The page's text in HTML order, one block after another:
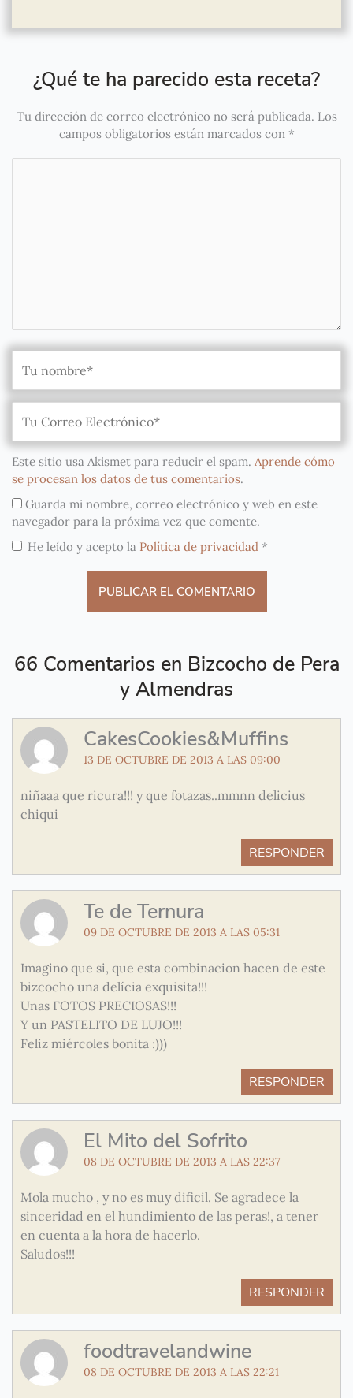
¿Qué te ha parecido esta receta?
Tu dirección de correo electrónico no será publicada. Los
campos obligatorios están marcados con *
Este sitio usa Akismet para reducir el spam. Aprende cómo
se procesan los datos de tus comentarios.
Guarda mi nombre, correo electrónico y web en este
navegador para la próxima vez que comente.
He leído y acepto la Política de privacidad *
66 Comentarios en Bizcocho de Pera
y Almendras
CakesCookies&Muffins
13 DE OCTUBRE DE 2013 A LAS 09:00
niñaaa que ricura!!! y que fotazas..mmnn delicius
chiqui
RESPONDER
Te de Ternura
09 DE OCTUBRE DE 2013 A LAS 05:31
Imagino que si, que esta combinacion hacen de este
bizcocho una delícia exquisita!!!
Unas FOTOS PRECIOSAS!!!
Y un PASTELITO DE LUJO!!!
Feliz miércoles bonita :)))
RESPONDER
El Mito del Sofrito
08 DE OCTUBRE DE 2013 A LAS 22:37
Mola mucho , y no es muy dificil. Se agradece la
sinceridad en el hundimiento de las peras!, a tener
en cuenta a la hora de hacerlo.
Saludos!!!
RESPONDER
foodtravelandwine
08 DE OCTUBRE DE 2013 A LAS 22:21